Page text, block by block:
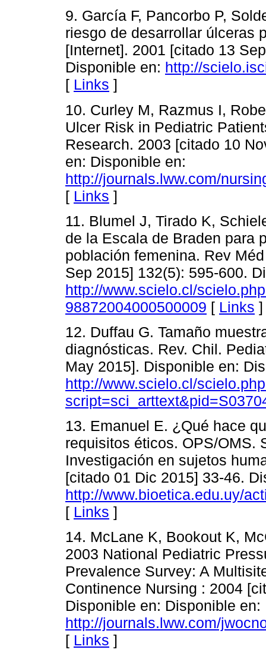
9. García F, Pancorbo P,
riesgo de desarrollar úlceras
[Internet]. 2001 [citado 13
Disponible en: http://
[ Links ]
10. Curley M, Razmus I,
Ulcer Risk in Pediatric
Research. 2003 [citado 10
en: Disponible en:
http://journals.lww.com/
[ Links ]
11. Blumel J, Tirado K,
de la Escala de Braden para
población femenina. Rev
Sep 2015] 132(5): 595-600.
http://www.scielo.cl/
98872004000500009 [ Links ]
12. Duffau G. Tamaño
diagnósticas. Rev. Chil.
May 2015]. Disponible en:
http://www.scielo.cl/
13. Emanuel E. ¿Qué hace
requisitos éticos. OPS/OMS.
Investigación en sujetos
[citado 01 Dic 2015] 33-46.
http://www.bioetica.edu.uy/
[ Links ]
14. McLane K, Bookout K,
2003 National Pediatric
Prevalence Survey: A
Continence Nursing : 2004
Disponible en: Disponible en:
http://journals.lww.com/
[ Links ]